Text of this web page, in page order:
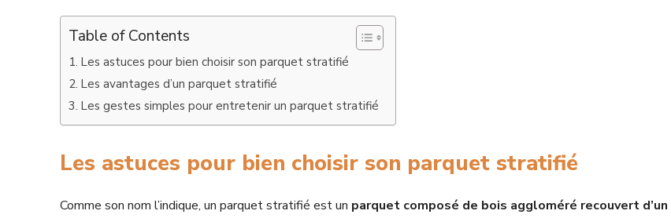
Table of Contents
Les astuces pour bien choisir son parquet stratifié
Les avantages d’un parquet stratifié
Les gestes simples pour entretenir un parquet stratifié
Les astuces pour bien choisir son parquet stratifié
Comme son nom l’indique, un parquet stratifié est un parquet composé de bois aggloméré recouvert d’un